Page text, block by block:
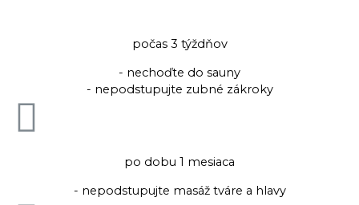
počas 3 týždňov
- nechoďte do sauny
- nepodstupujte zubné zákroky
po dobu 1 mesiaca
- nepodstupujte masáž tváre a hlavy